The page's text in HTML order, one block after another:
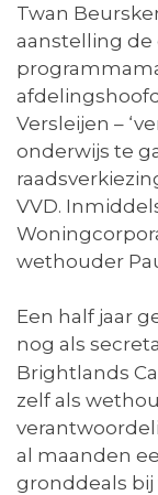
Twan
aanstelling de
Versleijen –
onderwijs te
VVD.
wethouder
Een half jaar
nog als
Brightlands
zelf als
al maanden
gronddeals bij